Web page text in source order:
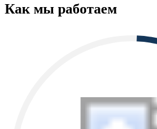
Как мы работаем